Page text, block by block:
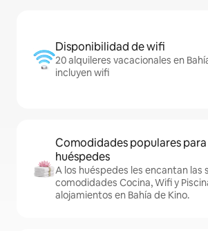
Disponibilidad de wifi
20 alquileres vacacionales en
incluyen wifi
Comodidades populares
huéspedes
A los huéspedes les encantan las
comodidades Cocina, Wifi y
alojamientos en Bahía de Kino.